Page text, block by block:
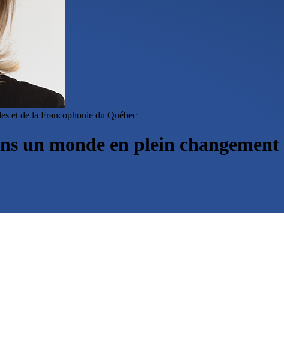
et de la Francophonie du Québec
un monde en plein changement